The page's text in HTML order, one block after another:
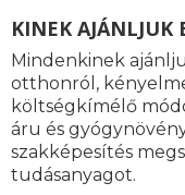
KINEK AJÁNLJUK
Mindenkinek
otthonról,
költségkímélő
áru és
szakképesítés
tudásanyagot.